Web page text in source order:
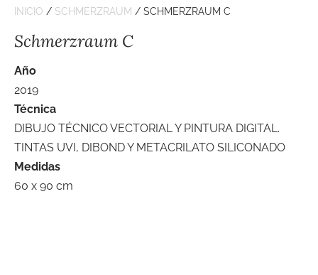
INICIO / SCHMERZRAUM / SCHMERZRAUM C
Schmerzraum C
Año
2019
Técnica
DIBUJO TÉCNICO VECTORIAL Y PINTURA DIGITAL.
TINTAS UVI, DIBOND Y METACRILATO SILICONADO
Medidas
60 x 90 cm